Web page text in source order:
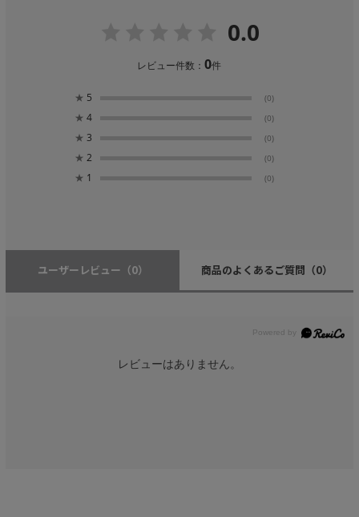
0.0
レビュー件数：0件
★ 5 (0)
★ 4 (0)
★ 3 (0)
★ 2 (0)
★ 1 (0)
ユーザーレビュー （0） 商品のよくあるご質問 （0）
レビューはありません。